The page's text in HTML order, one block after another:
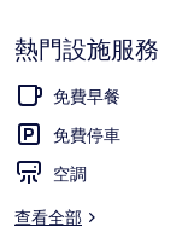
熱門設施服務
免費早餐
免費停車
空調
查看全部